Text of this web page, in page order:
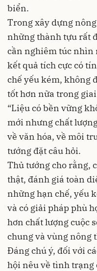
biển.
Trong xây dựng
những thành tựu rất
cần nghiêm túc nhìn
kết quả tích cực có
chế yếu kém, không
tốt hơn nữa trong
“Liệu có bền vững
mới nhưng chất
về văn hóa, về môi
tướng đặt câu hỏi.
Thủ tướng cho rằng,
thật, đánh giá toàn
những hạn chế, yếu
và có giải pháp phù
hơn chất lượng cuộc
chung và vùng nông
Đáng chú ý, đối với
hội nêu về tình